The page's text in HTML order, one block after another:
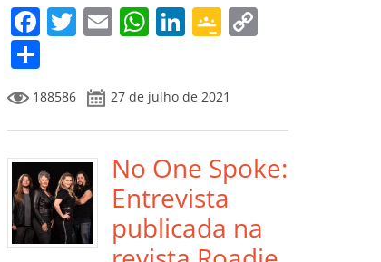
F
e
b
o
o
k
T
itt
er
E
l
W
s
A
p
p
Li
e
dI
n
G
gl
e
Cl
a
ss
ro
Li
n
o
m
p
ar
til
h
188586 27 de julho de 2021
No One Spoke:
Entrevista
publicada na